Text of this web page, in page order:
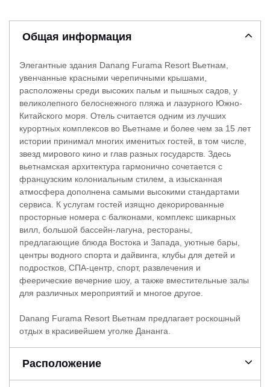
Общая информация
Элегантные здания Danang Furama Resort Вьетнам,
увенчанные красными черепичными крышами,
расположены среди высоких пальм и пышных садов, у
великолепного белоснежного пляжа и лазурного Южно-
Китайского моря. Отель считается одним из лучших
курортных комплексов во Вьетнаме и более чем за 15 лет
истории принимал многих именитых гостей, в том числе,
звезд мирового кино и глав разных государств. Здесь
вьетнамская архитектура гармонично сочетается с
французским колониальным стилем, а изысканная
атмосфера дополнена самыми высокими стандартами
сервиса. К услугам гостей изящно декорированные
просторные номера с балконами, комплекс шикарных
вилл, большой бассейн-лагуна, рестораны,
предлагающие блюда Востока и Запада, уютные бары,
центры водного спорта и дайвинга, клубы для детей и
подростков, СПА-центр, спорт, развлечения и
феерические вечерние шоу, а также вместительные залы
для различных мероприятий и многое другое.
Danang Furama Resort Вьетнам предлагает роскошный
отдых в красивейшем уголке Дананга.
Расположение